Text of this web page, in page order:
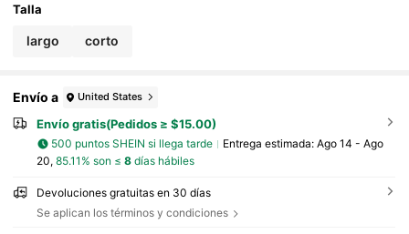
Talla
largo corto
Envío a United States
Envío gratis(Pedidos ≥ $15.00)
500 puntos SHEIN si llega tarde Entrega estimada: Ago 14 - Ago
20, 85.11% son ≤ 8días hábiles
Devoluciones gratuitas en 30 días
Se aplican los términos y condiciones